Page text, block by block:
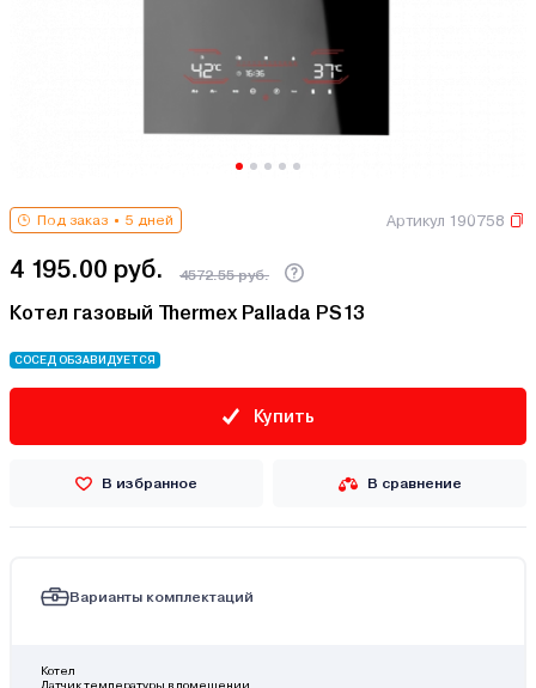
Под заказ 5 дней Артикул 190758
4 195.00 руб. 4572.55 руб.
Котел газовый Thermex Pallada PS13
СОСЕД ОБЗАВИДУЕТСЯ
Купить
В избранное В сравнение
Варианты комплектаций
Котел
Датчик температуры в помещении